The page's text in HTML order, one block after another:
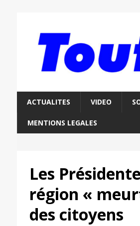
ACTUALITES VIDEO
MENTIONS LEGALES
Les
région «
des citoyens